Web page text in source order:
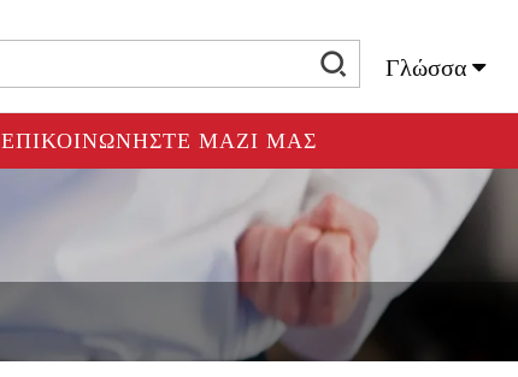
Γλώσσα
ΕΠΙΚΟΙΝΩΝΉΣΤΕ ΜΑΖΊ ΜΑΣ